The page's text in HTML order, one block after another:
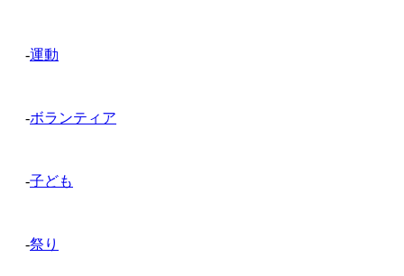
-運動
-ボランティア
-子ども
-祭り